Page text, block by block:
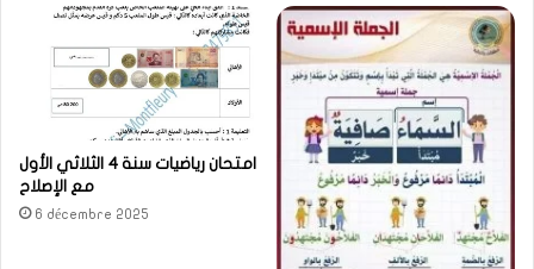
امتحان رياضيات سنة 4 الثلاثي الأول
مع الإصلاح
6 décembre 2025